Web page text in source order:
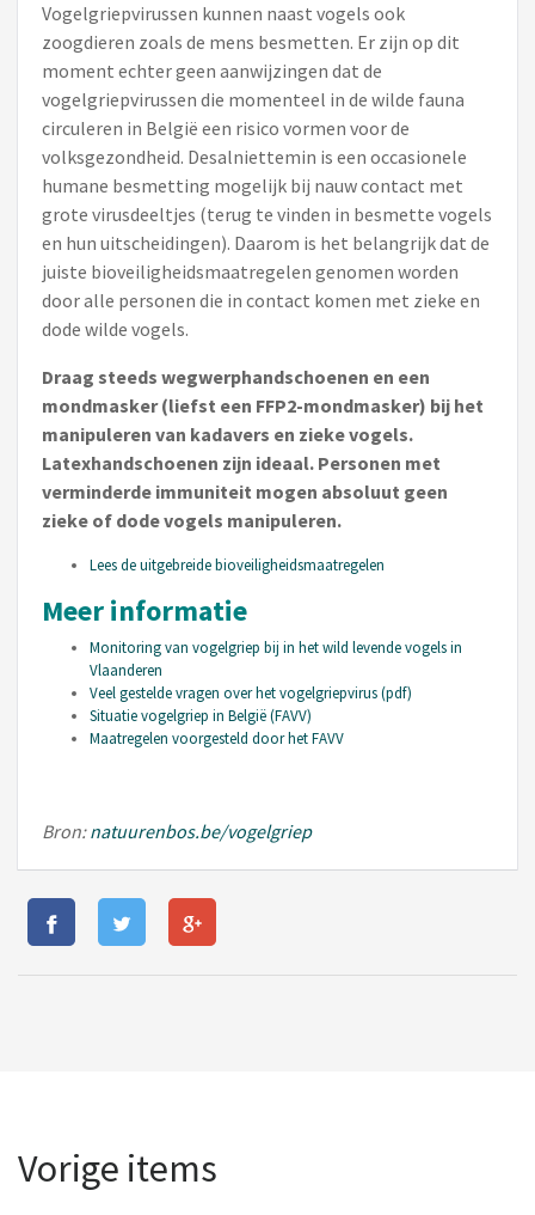
Vogelgriepvirussen kunnen naast vogels ook
zoogdieren zoals de mens besmetten. Er zijn op dit
moment echter geen aanwijzingen dat de
vogelgriepvirussen die momenteel in de wilde fauna
circuleren in België een risico vormen voor de
volksgezondheid. Desalniettemin is een occasionele
humane besmetting mogelijk bij nauw contact met
grote virusdeeltjes (terug te vinden in besmette vogels
en hun uitscheidingen). Daarom is het belangrijk dat de
juiste bioveiligheidsmaatregelen genomen worden
door alle personen die in contact komen met zieke en
dode wilde vogels.
Draag steeds wegwerphandschoenen en een
mondmasker (liefst een FFP2-mondmasker) bij het
manipuleren van kadavers en zieke vogels.
Latexhandschoenen zijn ideaal. Personen met
verminderde immuniteit mogen absoluut geen
zieke of dode vogels manipuleren.
Lees de uitgebreide bioveiligheidsmaatregelen
Meer informatie
Monitoring van vogelgriep bij in het wild levende vogels in
Vlaanderen
Veel gestelde vragen over het vogelgriepvirus (pdf)
Situatie vogelgriep in België (FAVV)
Maatregelen voorgesteld door het FAVV
Bron:natuurenbos.be/vogelgriep
Vorige items